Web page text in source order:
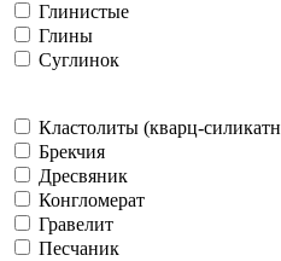
Глинистые
Глины
Суглинок
Кластолиты (кварц-
Брекчия
Дресвяник
Конгломерат
Гравелит
Песчаник